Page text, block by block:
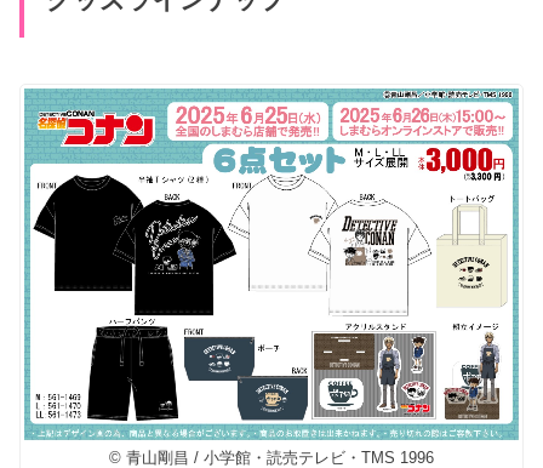
© 青山剛昌 / 小学館・読売テレビ・TMS 1996